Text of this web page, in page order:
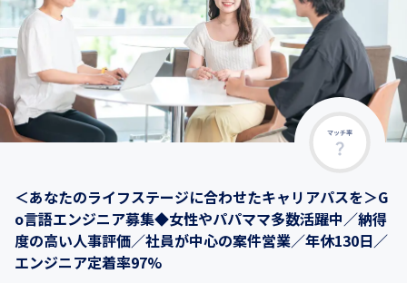
マッチ率
＜あなたのライフステージに合わせたキャリアパスを＞G
o言語エンジニア募集◆女性やパパママ多数活躍中／納得
度の高い人事評価／社員が中心の案件営業／年休130日／
エンジニア定着率97%